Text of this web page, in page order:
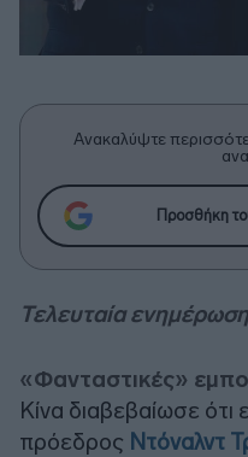
Ανακαλύψτε
Προσθήκη
Τελευταία
«Φανταστικές»
Κίνα διαβεβαίωσε
πρόεδρος Ντόναλντ